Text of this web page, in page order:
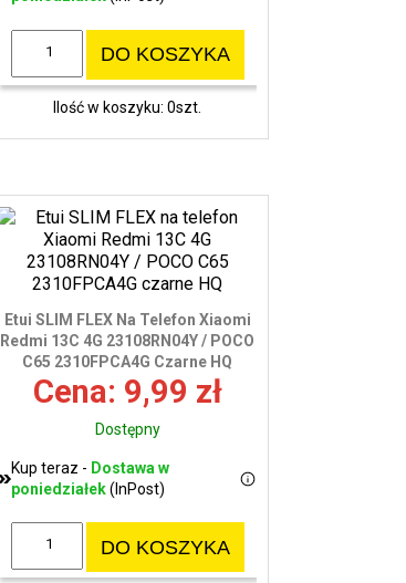
DO KOSZYKA
Ilość w koszyku: 0szt.
Etui SLIM FLEX Na Telefon Xiaomi
Redmi 13C 4G 23108RN04Y / POCO
C65 2310FPCA4G Czarne HQ
Cena: 9,99 zł
Dostępny
Kup teraz - Dostawa w
poniedziałek(InPost)
DO KOSZYKA